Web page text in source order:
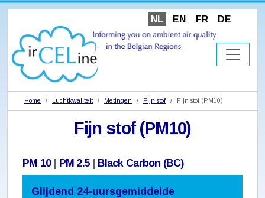
NL EN FR DE
Home Luchtkwaliteit Metingen Fijn stof Fijn stof (PM10)
Fijn stof (PM10)
PM 10| PM 2.5 Black Carbon (BC)
Glijdend 24-uursgemiddelde